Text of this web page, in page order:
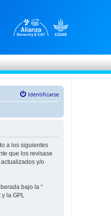
Identificarse
a los siguientes
que los revisase
y/o
bajo la “
y la GPL